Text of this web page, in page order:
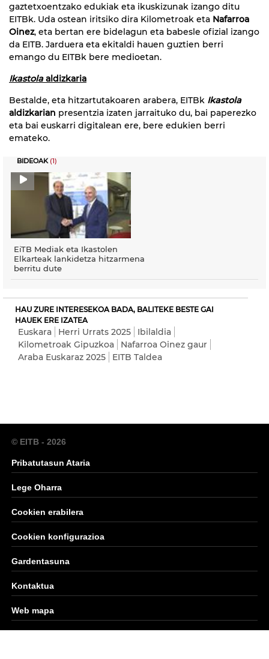
gaztetxoentzako edukiak eta ikuskizunak izango ditu
EITBk. Uda ostean iritsiko dira Kilometroak eta Nafarroa
Oinez, eta bertan ere bidelagun eta babesle ofizial izango
da EITB. Jarduera eta ekitaldi hauen guztien berri
emango du EITBk bere medioetan.
Ikastolaaldizkaria
Bestalde, eta hitzartutakoaren arabera, EITBk Ikastola
aldizkarian presentzia izaten jarraituko du, bai paperezko
eta bai euskarri digitalean ere, bere edukien berri
emateko.
BIDEOAK (1)
EiTB Mediak eta Ikastolen
Elkarteak lankidetza hitzarmena
berritu dute
HAU ZURE INTERESEKOA BADA, BALITEKE BESTE GAI
HAUEK ERE IZATEA
Euskara Herri Urrats 2025
Ibilaldia
Kilometroak Gipuzkoa
Nafarroa Oinez gaur
Araba Euskaraz 2025
EITB Taldea
© EITB - 2026
Pribatutasun Ataria
Lege Oharra
Cookien erabilera
Cookien konfigurazioa
Gardentasuna
Kontaktua
Web mapa